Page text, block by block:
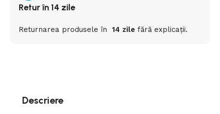
Retur în 14 zile
Returnarea produseleîn 14 zile fără explicații.
Descriere